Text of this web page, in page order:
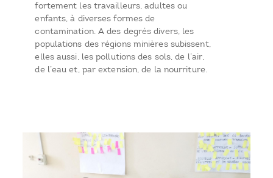
fortement les travailleurs, adultes ou
enfants, à diverses formes de
contamination. A des degrés divers, les
populations des régions minières subissent,
elles aussi, les pollutions des sols, de l’air,
de l’eau et, par extension, de la nourriture.